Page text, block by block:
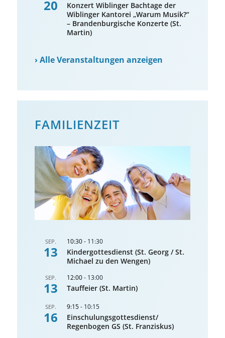
20
Konzert Wiblinger Bachtage der
Wiblinger Kantorei „Warum Musik?“
– Brandenburgische Konzerte (St.
Martin)
›Alle Veranstaltungen anzeigen
FAMILIENZEIT
SEP.
13
10:30- 11:30
Kindergottesdienst (St. Georg / St.
Michael zu den Wengen)
SEP.
13
12:00- 13:00
Tauffeier (St. Martin)
SEP.
16
9:15- 10:15
Einschulungsgottesdienst/
Regenbogen GS (St. Franziskus)